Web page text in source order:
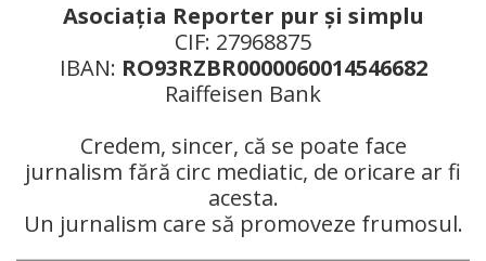
Asociaţia Reporter pur şi simplu
CIF: 27968875
IBAN: RO93RZBR0000060014546682
Raiffeisen Bank
Credem, sincer, că se poate face
jurnalism fără circ mediatic, de oricare ar fi
acesta.
Un jurnalism care să promoveze frumosul.